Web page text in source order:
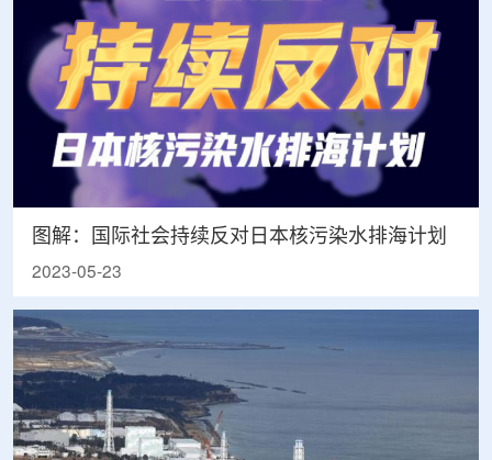
图解：国际社会持续反对日本核污染水排海计划
2023-05-23